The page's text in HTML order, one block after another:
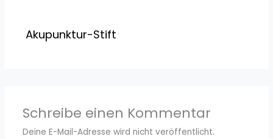
Akupunktur-Stift
Schreibe einen Kommentar
Deine E-Mail-Adresse wird nicht veröffentlicht.